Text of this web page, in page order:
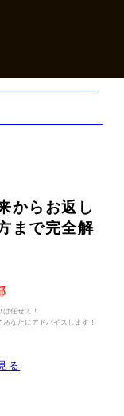
からお返し
まで完全解
任せて！
なたにアドバイスします！
る